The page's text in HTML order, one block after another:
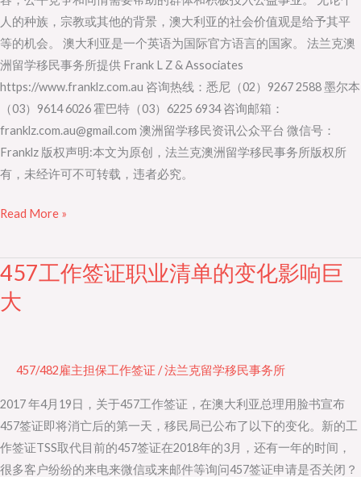
人的种族，宗教或其他的背景，澳大利亚的社会价值观是给予其平
等的机会。 澳大利亚是一个英语为国际官方语言的国家。 法兰克澳
洲留学移民事务所提供 Frank L Z & Associates
https://www.franklz.com.au 咨询热线：悉尼（02）9267 2588 墨尔本
（03）9614 6026 霍巴特（03）6225 6934 咨询邮箱：
franklz.com.au@gmail.com 澳洲留学移民资讯公众平台 微信号：
Franklz 版权声明:本文为原创，法兰克澳洲留学移民事务所版权所
有，未经许可不可转载，违者必究。
Read More »
457工作签证职业清单的变化影响巨
大
457/482雇主担保工作签证 /法兰克留学移民事务所
2017 年4月19日，关于457工作签证，在澳大利亚总理用脸书宣布
457签证即将消亡后的第一天，移民局已公布了以下的变化。新的工
作签证TSS取代目前的457签证在2018年的3月，还有一年的时间，
很多客户纷纷的来电来微信或来邮件等询问457签证申请是否关闭？
457
工
作
业
清
单
的